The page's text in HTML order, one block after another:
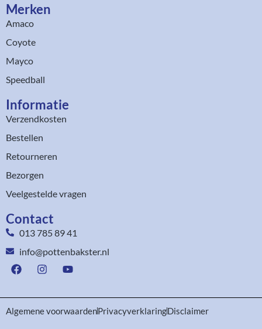
Merken
Amaco
Coyote
Mayco
Speedball
Informatie
Verzendkosten
Bestellen
Retourneren
Bezorgen
Veelgestelde vragen
Contact
013 785 89 41
info@pottenbakster.nl
Algemene voorwaardenPrivacyverklaringDisclaimer